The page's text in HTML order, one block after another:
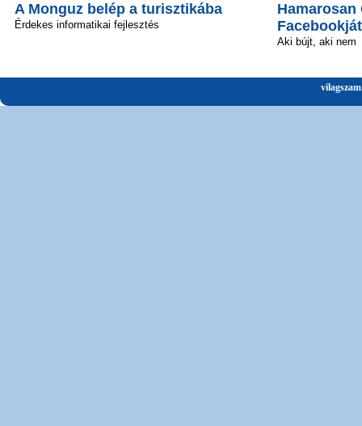
A Monguz belép a turisztikába
Érdekes informatikai fejlesztés
Aki bújt, aki nem